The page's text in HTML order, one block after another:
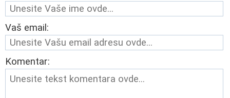
Vaš email:
Komentar: